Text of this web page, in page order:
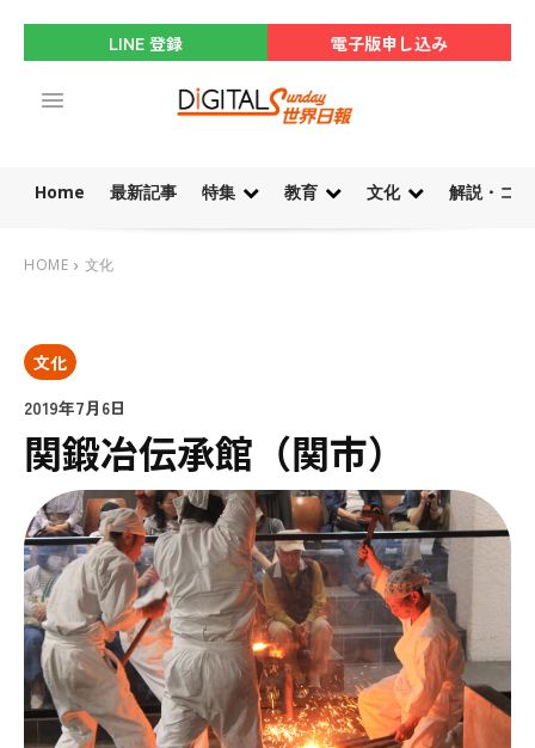
LINE 登録 電子版申し込み
Home 最新記事 特集 教育 文化 解説・コ
HOME 文化
文化
2019年7月6日
関鍛冶伝承館（関市）